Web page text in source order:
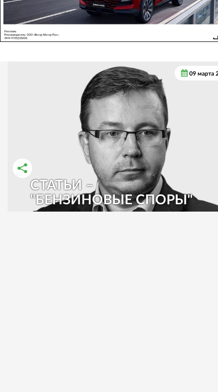
СТАТЬИ –
"БЕНЗИНОВЫЕ СПОРЫ"
09 марта
РАССКАЗАТЬ ВО ВКОНТАКТЕ
РАССКАЗАТЬ В ОДНОКЛАССНИКАХ